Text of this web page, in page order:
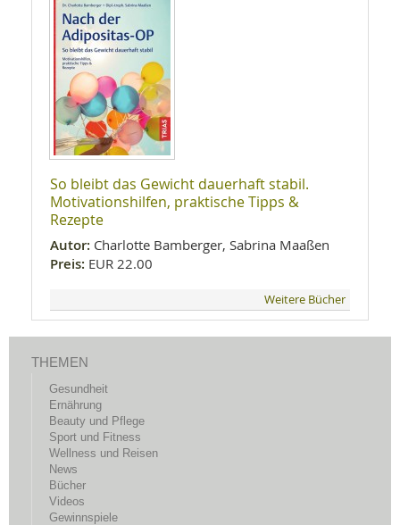
So bleibt das Gewicht dauerhaft stabil.
Motivationshilfen, praktische Tipps &
Rezepte
Autor: Charlotte Bamberger, Sabrina Maaßen
Preis: EUR 22.00
Weitere Bücher
THEMEN
Gesundheit
Ernährung
Beauty und Pflege
Sport und Fitness
Wellness und Reisen
News
Bücher
Videos
Gewinnspiele